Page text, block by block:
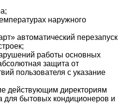
наружного
автоматический перезапуск
работы основных
защита от
пользователя с указание
действующим директориям
для бытовых кондиционеров и